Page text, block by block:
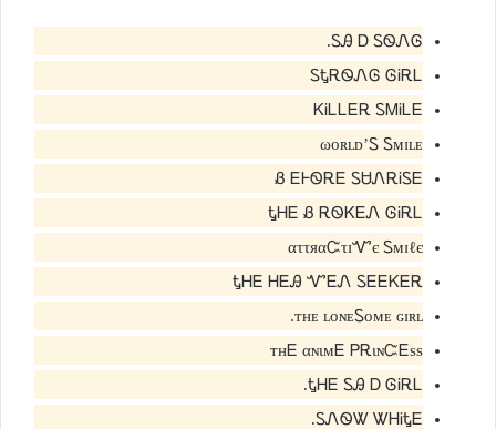
ᏚᎯ Ꭰ ᏚᏫᏁᎶ.
ᏚᎿᎡᏫᏁᎶ ᎶᎥᎡᏞ
ᏦᎥᏞᏞᎬᎡ ᏚᎷᎥᏞᎬ
ωᴏʀʟᴅ’Ꮪ Ꮪᴍɪʟᴇ
Ᏸ ᎬᎰᏫᎡᎬ ᏚᏌᏁᎡᎥᏚᎬ
ᎿᎻᎬ Ᏸ ᎡᏫᏦᎬᏁ ᎶᎥᎡᏞ
αττяαᏨτɪᏉє Ꮪмɪℓє
ᎿᎻᎬ ᎻᎬᎯ ᏉᎬᏁ ᏚᎬᎬᏦᎬᎡ
ᴛʜᴇ ʟᴏɴᴇᏚᴏᴍᴇ ɢɪʀʟ.
тнᎬ αɴιмᎬ ᏢᎡιɴᏨᎬѕѕ
ᎿᎻᎬ ᏚᎯ Ꭰ ᎶᎥᎡᏞ.
ᏚᏁᏫᏔ ᏔᎻᎥᎿᎬ.